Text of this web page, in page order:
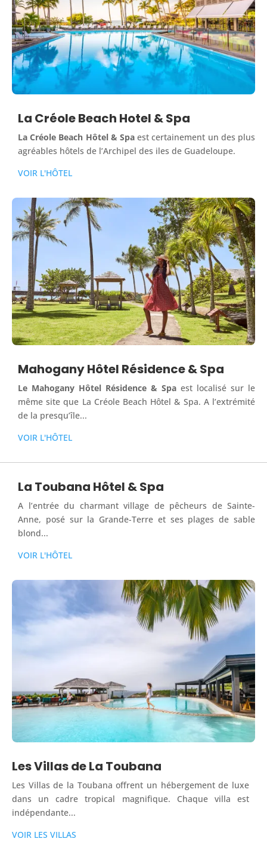
La Créole Beach Hotel & Spa
La Créole Beach Hôtel & Spa est certainement un des plus
agréables hôtels de l’Archipel des iles de Guadeloupe.
VOIR L'HÔTEL
Mahogany Hôtel Résidence & Spa
Le Mahogany Hôtel Résidence & Spa est localisé sur le
même site que La Créole Beach Hôtel & Spa. A l’extrémité
de la presqu’île...
VOIR L'HÔTEL
La Toubana Hôtel & Spa
A l’entrée du charmant village de pêcheurs de Sainte-
Anne, posé sur la Grande-Terre et ses plages de sable
blond...
VOIR L'HÔTEL
Les Villas de La Toubana
Les Villas de la Toubana offrent un hébergement de luxe
dans un cadre tropical magnifique. Chaque villa est
indépendante...
VOIR LES VILLAS